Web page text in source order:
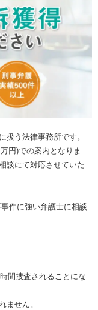
扱う法律事務所です。
円)での案内となりま
談にて対応させていた
件に強い弁護士に相談
間捜査されることにな
ません。